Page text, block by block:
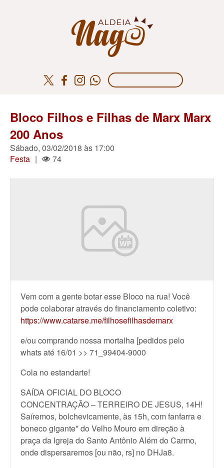
Bloco Filhos e Filhas de Marx Marx
200 Anos
Sábado, 03/02/2018 às 17:00
Festa | 74
Vem com a gente botar esse Bloco na rua! Você
pode colaborar através do financiamento coletivo:
https://www.catarse.me/filhosefilhasdemarx
e/ou comprando nossa mortalha [pedidos pelo
whats até 16/01 >> 71_99404-9000
Cola no estandarte!
SAÍDA OFICIAL DO BLOCO
CONCENTRAÇÃO – TERREIRO DE JESUS, 14H!
Saíremos, bolchevicamente, às 15h, com fanfarra e
boneco gigante* do Velho Mouro em direção à
praça da Igreja do Santo Antônio Além do Carmo,
onde dispersaremos [ou não, rs] no DHJa8.